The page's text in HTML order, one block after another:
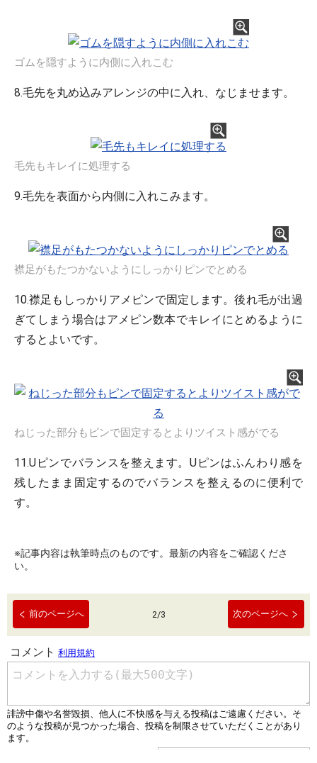
ゴムを隠すように内側に入れこむ
8.毛先を丸め込みアレンジの中に入れ、なじませます。
毛先もキレイに処理する
9.毛先を表面から内側に入れこみます。
襟足がもたつかないようにしっかりピンでとめる
10.襟足もしっかりアメピンで固定します。後れ毛が出過
ぎてしまう場合はアメピン数本でキレイにとめるように
するとよいです。
ねじった部分もピンで固定するとよりツイスト感がでる
11.Uピンでバランスを整えます。Uピンはふんわり感を
残したまま固定するのでバランスを整えるのに便利で
す。
※記事内容は執筆時点のものです。最新の内容をご確認くださ
い。
前のページへ 2/3 次のページへ